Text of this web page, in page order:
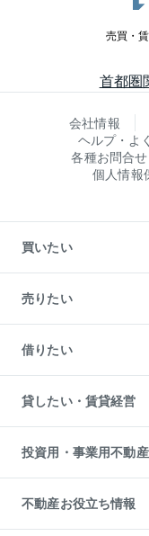
売買・
首都圏
会社情報
ヘルプ・よ
各種お問合せ
個人情報
買いたい
新築・分譲マンションの購
中古マンションの購入
一戸建ての購入
中古一戸建ての購入
不動産購入の流れ
注目キーワード物件特集
購入ガイド
English 繁体中文簡体中
売りたい
一戸建ての売却・査定
土地の売却・査定
スピードAI査定
不動産査定について
不動産売却の流れ
不動産買換えの流れ
売却ガイド
借りたい
オフィス・店舗の賃貸
借りるときの流れ
借りるガイド
貸したい・賃貸経営
マンション賃料データ
賃貸管理プラン
リロケーションについて
貸すガイド
投資用・事業用不動産
事業用不動産
マンション投資
投資用マンション
不動産お役立ち情報